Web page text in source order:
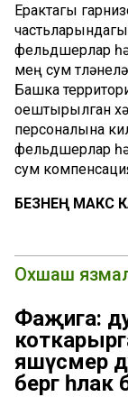
Ерактагы
фельдшерлар
мең сум
Башка
оештырылган
персоналына
фельдшерлар
сум
БЕЗНЕҢ МАКС
Охшаш
Фаҗига:
яшүсмер
бергә һәлак